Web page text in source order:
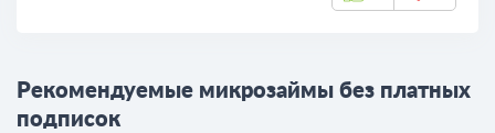
Рекомендуемые микрозаймы без платных
подписок